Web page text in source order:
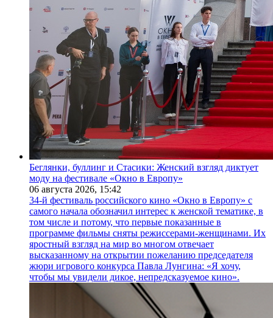
Беглянки, буллинг и Стасики: Женский взгляд диктует
моду на фестивале «Окно в Европу»
06 августа 2026, 15:42
34-й фестиваль российского кино «Окно в Европу» с
самого начала обозначил интерес к женской тематике, в
том числе и потому, что первые показанные в
программе фильмы сняты режиссерами-женщинами. Их
яростный взгляд на мир во многом отвечает
высказанному на открытии пожеланию председателя
жюри игрового конкурса Павла Лунгина: «Я хочу,
чтобы мы увидели дикое, непредсказуемое кино».